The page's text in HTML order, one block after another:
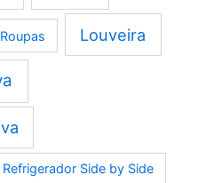
Louveira
Refrigerador Side by Side